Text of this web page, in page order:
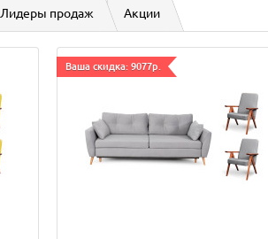
Лидеры продаж Акции
Ваша скидка: 9077р.